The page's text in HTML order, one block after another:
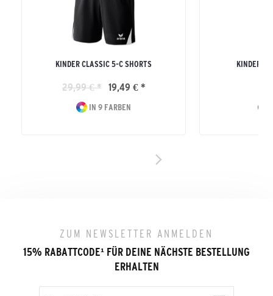
KINDER CLASSIC 5-C SHORTS
29,99 € * 19,49 € *
IN 9 FARBEN
KINDER
ZUM NEWSLETTER ANMELDEN
15% RABATTCODE¹ FÜR DEINE NÄCHSTE BESTELLUNG
ERHALTEN